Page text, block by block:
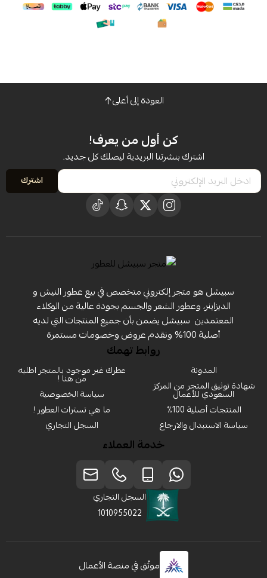
العودة إلى أعلى
كن أول من يعرف!
اشترك بنشرتنا البريدية ليصلك كل جديد.
اشترك
سبيشل هو متجر إلكتروني متخصص في بيع عطور النيش و
الديزاينر، وعطور الشعر والجسم بجودة عالية من الوكلاء
المعتمدين ‏ سبيشل يضمن بأن جميع المنتجات التي لديه
أصلية 100% ونقدم عروض وخصومات مستمرة
روابط تهمك
المدونة
شهادة توثيق المتجر من المركز
السعودي للأعمال
المنتجات أصلية 100٪
سياسة الاستبدال والارجاع
عطرك غير موجود بالمتجر اطلبه
من هنا !
سياسة الخصوصية
ما هي تسترات العطور !
السجل التجاري
خدمة العملاء
السجل التجاري
1010955022
موثّق في منصة الأعمال